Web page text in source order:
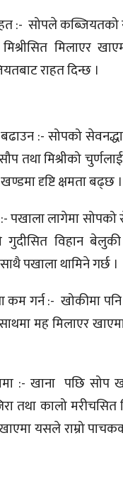
:- सोपले कब्जियतको
मिलाएर
राहत दिन्छ ।
:- सोपको
तथा मिश्रीको
दृष्टि क्षमता बढ्छ ।
पखाला लागेमा सोपको
विहान
पखाला थामिने गर्छ ।
कम गर्न :- खोकीमा
मह मिलाएर
:- खाना पछि सोप
तथा कालो मरीचसित
यसले राम्रो